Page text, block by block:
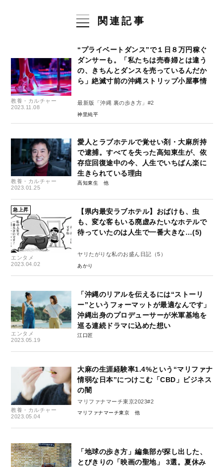
関連記事
教養・カルチャー
2023.11.08
“プライベートダンス”で１日８万円稼ぐ
ダンサーも。「私たちは売春婦とは違う
の、きちんとダンスを売っているんだか
ら」絶滅寸前の沖縄ストリップ小屋事情
最新版「沖縄 裏の歩き方」#2
神里純平
教養・カルチャー
2023.01.25
愛人とラブホテルで覚せい剤・大麻所持
で逮捕。すべてを失った高知東生が、依
存症回復途中の今、人生でいちばん楽に
生きられている理由
高知東生
急上昇
エンタメ
2023.04.02
【県内最安ラブホテル】おばけも、虫
も、変な客もいる廃虚みたいなホテルで
待っていたのは人生で一番大きな…(5)
ヤリたがりな私のお盛ん日記（5）
あかり
エンタメ
2023.05.19
「沖縄のリアルを伝えるには“ストーリ
ー”というフォーマットが最適なんです」
沖縄出身のプロデューサーが米軍基地を
巡る連続ドラマに込めた想い
江口匠
教養・カルチャー
2023.05.04
大麻の生涯経験率1.4%という“マリファナ
情弱な日本”につけこむ「CBD」ビジネス
の闇
マリファナマーチ東京2023#2
マリファナマーチ東京
「地球の歩き方」編集部が探し出した、
とびきりの「映画の聖地」 3選。夏休み